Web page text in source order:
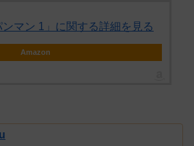
マン 1」に関する詳細を見る
Amazon